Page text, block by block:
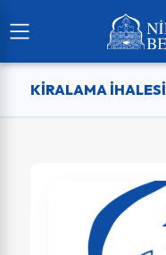
KIRALAMA İHALESI